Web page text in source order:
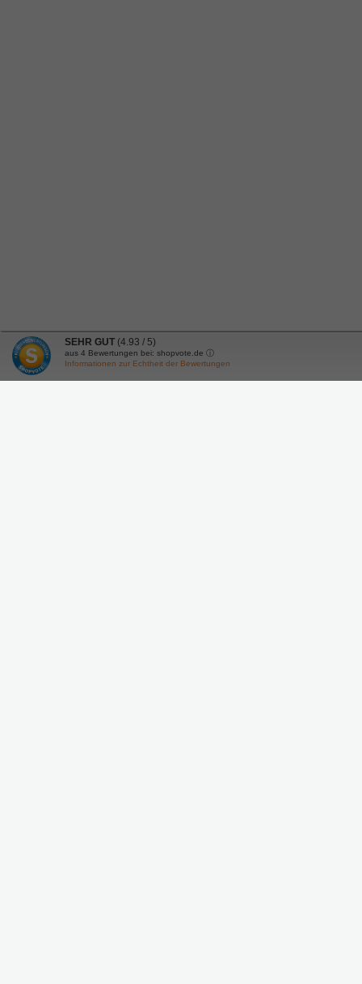
SEHR GUT (4.93 / 5)
aus 4 Bewertungen bei: shopvote.de ⓘ
Informationen zur Echtheit der Bewertungen